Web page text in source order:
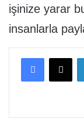
işinize yarar
insanlarla
FacebookX